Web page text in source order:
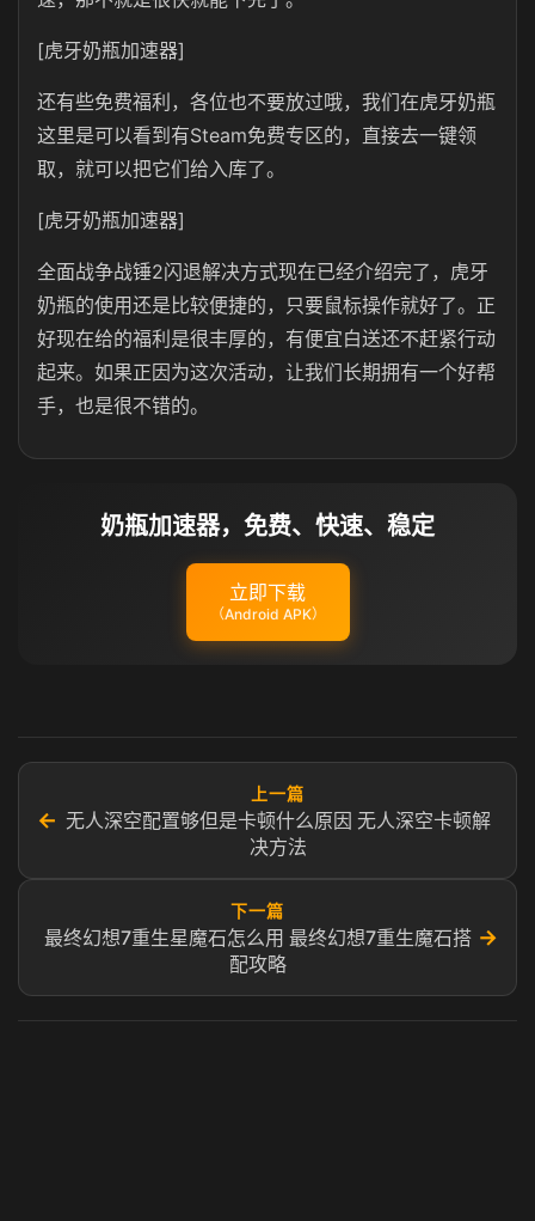
[虎牙奶瓶加速器]
还有些免费福利，各位也不要放过哦，我们在虎牙奶瓶
这里是可以看到有Steam免费专区的，直接去一键领
取，就可以把它们给入库了。
[虎牙奶瓶加速器]
全面战争战锤2闪退解决方式现在已经介绍完了，虎牙
奶瓶的使用还是比较便捷的，只要鼠标操作就好了。正
好现在给的福利是很丰厚的，有便宜白送还不赶紧行动
起来。如果正因为这次活动，让我们长期拥有一个好帮
手，也是很不错的。
奶瓶加速器，免费、快速、稳定
立即下载
（Android APK）
←
上一篇
无人深空配置够但是卡顿什么原因 无人深空卡顿解
决方法
下一篇
最终幻想7重生星魔石怎么用 最终幻想7重生魔石搭
配攻略
→